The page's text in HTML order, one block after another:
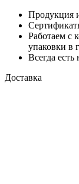
Продукция
Работаем с
упаковки в
Всегда
Доставка